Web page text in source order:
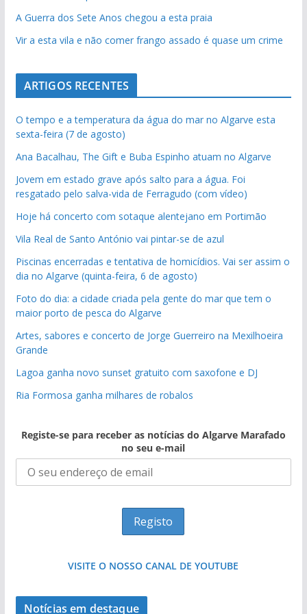
A Guerra dos Sete Anos chegou a esta praia
Vir a esta vila e não comer frango assado é quase um crime
ARTIGOS RECENTES
O tempo e a temperatura da água do mar no Algarve esta
sexta-feira (7 de agosto)
Ana Bacalhau, The Gift e Buba Espinho atuam no Algarve
Jovem em estado grave após salto para a água. Foi
resgatado pelo salva-vida de Ferragudo (com vídeo)
Hoje há concerto com sotaque alentejano em Portimão
Vila Real de Santo António vai pintar-se de azul
Piscinas encerradas e tentativa de homicídios. Vai ser assim o
dia no Algarve (quinta-feira, 6 de agosto)
Foto do dia: a cidade criada pela gente do mar que tem o
maior porto de pesca do Algarve
Artes, sabores e concerto de Jorge Guerreiro na Mexilhoeira
Grande
Lagoa ganha novo sunset gratuito com saxofone e DJ
Ria Formosa ganha milhares de robalos
Registe-se para receber as notícias do Algarve Marafado
no seu e-mail
VISITE O NOSSO CANAL DE YOUTUBE
Notícias em destaque